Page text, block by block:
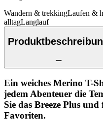
Wandern & trekkingLaufen &
alltagLanglauf
Ein weiches Merino T-
jedem Abenteuer die
Sie das Breeze Plus
Favoriten.